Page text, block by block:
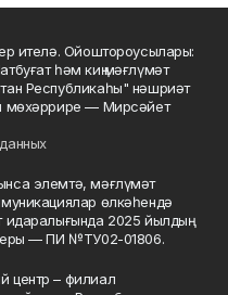
ителә. Ойоштороусылары:
һәм киң мәғлүмәт
Республикаһы" нәшриәт
мөхәррире — Мирсәйет
элемтә, мәғлүмәт
өлкәһендә
2025 йылдың
— ПИ №ТУ02-01806.
центр – филиал